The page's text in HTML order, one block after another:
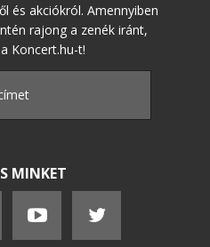
és akciókról. Amennyiben
rajong a zenék iránt,
Koncert.hu-t!
MINKET